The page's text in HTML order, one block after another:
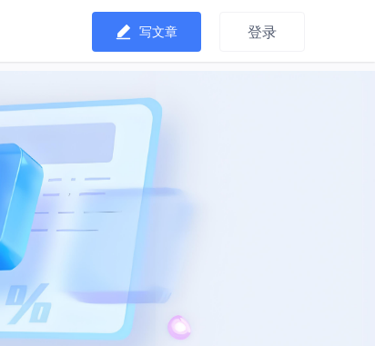
写文章 登录